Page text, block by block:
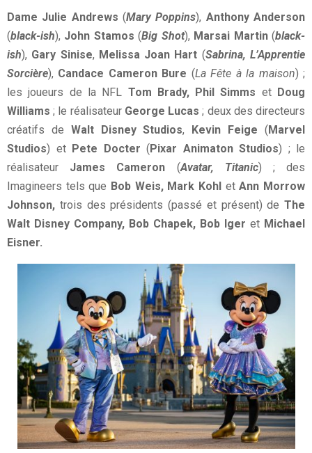
Dame Julie Andrews (Mary Poppins), Anthony Anderson
(black-ish), John Stamos (Big Shot), Marsai Martin(black-
ish), Gary Sinise, Melissa Joan Hart (Sabrina, L’Apprentie
Sorcière), Candace Cameron Bure (La Fête à la maison) ;
les joueurs de la NFL Tom Brady, Phil Simms etDoug
Williams ; le réalisateur George Lucas; deux des directeurs
créatifs de Walt Disney Studios, Kevin Feige ( Marvel
Studios) et Pete Docter ( Pixar Animaton Studios) ; le
réalisateur James Cameron (Avatar, Titanic) ; des
Imagineers tels que Bob Weis, Mark Kohl etAnn Morrow
Johnson, trois des présidents (passé et présent) de The
Walt Disney Company, Bob Chapek, Bob Iger et Michael
Eisner.